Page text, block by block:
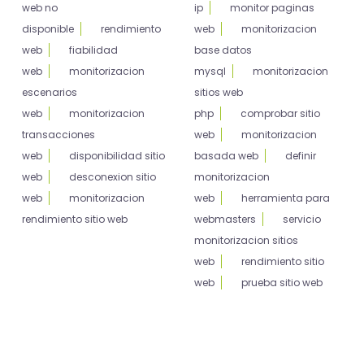
web no
disponible
rendimiento
web
fiabilidad
web
monitorizacion
escenarios
web
monitorizacion
transacciones
web
disponibilidad sitio
web
desconexion sitio
web
monitorizacion
rendimiento sitio web
ip
monitor paginas
web
monitorizacion
base datos
mysql
monitorizacion
sitios web
php
comprobar sitio
web
monitorizacion
basada web
definir
monitorizacion
web
herramienta para
webmasters
servicio
monitorizacion sitios
web
rendimiento sitio
web
prueba sitio web